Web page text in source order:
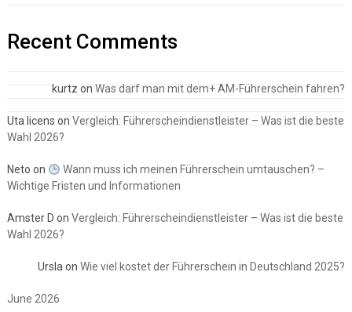
Recent Comments
kurtz onWas darf man mit dem+ AM-Führerschein fahren?
Uta licens on Vergleich: Führerscheindienstleister – Was ist die beste
Wahl 2026?
Neto on
Wann muss ich meinen Führerschein umtauschen? –
Wichtige Fristen und Informationen
Amster D on Vergleich: Führerscheindienstleister – Was ist die beste
Wahl 2026?
UrslaonWie viel kostet der Führerschein in Deutschland 2025?
June 2026